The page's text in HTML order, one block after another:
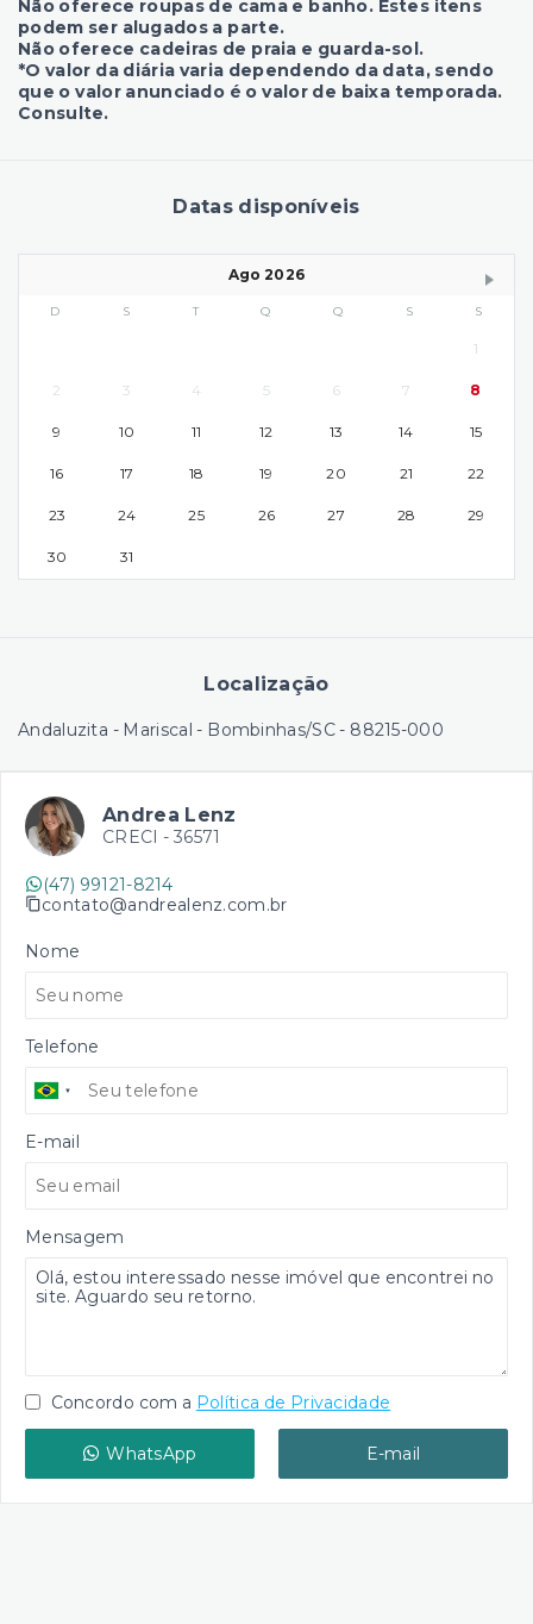
Não oferece roupas de cama e banho. Estes itens
podem ser alugados a parte.
Não oferece cadeiras de praia e guarda-sol.
*O valor da diária varia dependendo da data, sendo
que o valor anunciado é o valor de baixa temporada.
Consulte.
Datas disponíveis
Ago 2026
D S T Q Q S S
1
2 3 4 5 6 7 8
9 10 11 12 13 14 15
16 17 18 19 20 21 22
23 24 25 26 27 28 29
30 31
Localização
Andaluzita - Mariscal - Bombinhas/SC- 88215-000
Andrea Lenz
CRECI - 36571
(47) 99121-8214
contato@andrealenz.com.br
Nome
Telefone
E-mail
Mensagem
Concordo com a Política de Privacidade
WhatsApp E-mail